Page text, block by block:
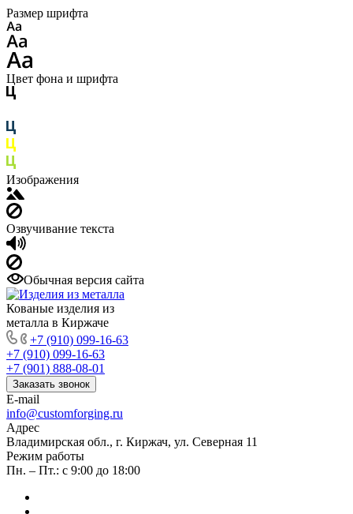
Размер шрифта
Цвет фона и шрифта
Изображения
Озвучивание текста
Обычная версия сайта
Кованые изделия из
металла в Киржаче
+7 (910) 099-16-63
+7 (910) 099-16-63
+7 (901) 888-08-01
Заказать звонок
E-mail
info@customforging.ru
Адрес
Владимирская обл., г. Киржач, ул. Северная 11
Режим работы
Пн. – Пт.: с 9:00 до 18:00